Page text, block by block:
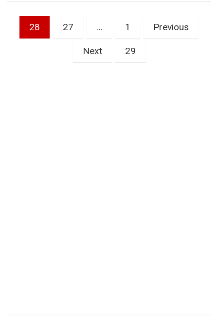
صفحات
Previous
1
…
27
28
29
Next